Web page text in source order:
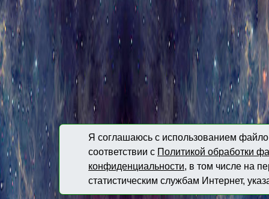
Я соглашаюсь с использованием
соответствии с Политикой обработки
конфиденциальности, в том числе на
статистическим службам Интернет,